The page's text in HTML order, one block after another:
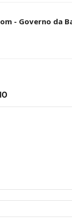
- Governo da